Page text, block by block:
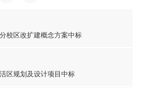
校区改扩建概念方案中标
区规划及设计项目中标